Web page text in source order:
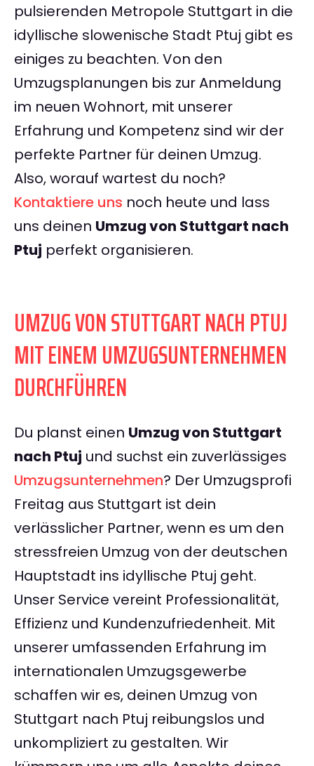
pulsierenden Metropole Stuttgart in die
idyllische slowenische Stadt Ptuj gibt es
einiges zu beachten. Von den
Umzugsplanungen bis zur Anmeldung
im neuen Wohnort, mit unserer
Erfahrung und Kompetenz sind wir der
perfekte Partner für deinen Umzug.
Also, worauf wartest du noch?
Kontaktiere uns noch heute und lass
uns deinen Umzug von Stuttgart nach
Ptuj perfekt organisieren.
UMZUG VON STUTTGART NACH PTUJ
MIT EINEM UMZUGSUNTERNEHMEN
DURCHFÜHREN
Du planst einen Umzug von Stuttgart
nach Ptuj und suchst ein zuverlässiges
Umzugsunternehmen? Der Umzugsprofi
Freitag aus Stuttgart ist dein
verlässlicher Partner, wenn es um den
stressfreien Umzug von der deutschen
Hauptstadt ins idyllische Ptuj geht.
Unser Service vereint Professionalität,
Effizienz und Kundenzufriedenheit. Mit
unserer umfassenden Erfahrung im
internationalen Umzugsgewerbe
schaffen wir es, deinen Umzug von
Stuttgart nach Ptuj reibungslos und
unkompliziert zu gestalten. Wir